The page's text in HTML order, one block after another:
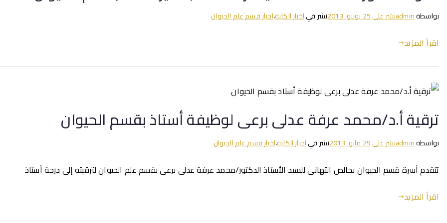
بواسطةadminنشر على25 يونيو, 2013 نشر فياخبار الكلية،اخبار قسم علم الحيوان
اقرأ المزيد
ترقية أ.د/محمد عرفة عدلى برعى لوظيفة أستاذ بقسم الحيوان
بواسطةadminنشر على29 مايو, 2013 نشر فياخبار الكلية،اخبار قسم علم الحيوان
تتقدم أسرة قسم الحيوان بخالص التهانى للسيد الأستاذ الدكتور/محمد عرفة عدلى برعى بقسم علم الحيوان لترقيته إلى درجة أستاذ
اقرأ المزيد